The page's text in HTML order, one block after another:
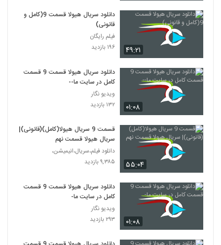
۴۹:۲۱
دانلود سریال هیولا قسمت 9(کامل و
قانونی)
فیلم رایگان
۱۹۶ بازدید
۰۱:۰۸
دانلود سریال هیولا قسمت 9 قسمت
کامل در سایت ما--
ویدیو نگار
۱۳۲ بازدید
۵۵:۰۴
قسمت 9 سریال هیولا(کامل)(قانونی)|
سریال هیولا قسمت نهم
دانلود فیلم،سریال،انیمیشن،
۹,۳۸۵ بازدید
۰۱:۰۸
دانلود سریال هیولا قسمت 9 قسمت
کامل در سایت ما-
ویدیو نگار
۲۹۳ بازدید